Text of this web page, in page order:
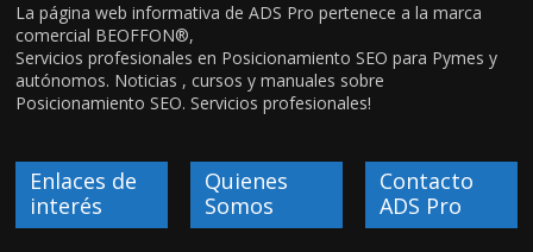
La página web informativa de ADS Pro pertenece a la marca
comercial BEOFFON®,
Servicios profesionales en Posicionamiento SEO para Pymes y
autónomos. Noticias , cursos y manuales sobre
Posicionamiento SEO. Servicios profesionales!
Enlaces de
interés
Quienes
Somos
Contacto
ADS Pro